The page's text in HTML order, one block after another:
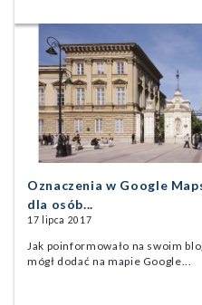
Oznaczenia w Google
dla osób...
17 lipca 2017
Jak poinformowało na swoim
mógł dodać na mapie Google...